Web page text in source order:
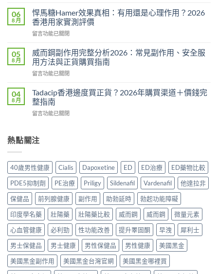
港
購
買
指
2026：
一
藥
時
解
決
與
早
問
題〉
中
利
勁
用
法
量
完
整
教
幾
時
食
正
法
一
次
講
楚〉
中
06
8 月
悍馬糖Hamer效果真相：有用還是心理作用？2026
香港用家實測評價
在
馬
糖
Hamer
效
真
相：
用
心
用？
2026
香
港
家
實
測
評
價〉
中
留言功能已關閉
05
8 月
威而鋼副作用完整分析2026：常見副作用、安全服
用方法與正貨購買指南
在
而
鋼
副
作
整
2026：
常
見
副
用、
安
全
服
用
方
法
與
正
留言功能已關閉
04
8 月
Tadacip香港邊度買正貨？2026年購買渠道＋價錢完
整指南
在
港
邊
買
正
貨？
2026
年
購
買
渠
道
＋
價
錢
完
整
留言功能已關閉
熱點關注
40歲男性健康 Cialis Dapoxetine ED ED治療
ED藥物比較
PDE5抑制劑
PE治療 Priligy Sildenafil Vardenafil
他達拉非
保健品
前列腺健康 副作用 助勃延時
勃起功能障礙
印度學名藥
壯陽藥 壯陽藥比較 威而鋼 威而鋼
微量元素
心血管健康
必利勁 性功能改善 提升睪固酮 早洩
犀利士
男士保健品
男士健康 男性保健品 男性健康
美國黑金
美國黑金副作用
美國黑金台灣官網
美國黑金哪裡買